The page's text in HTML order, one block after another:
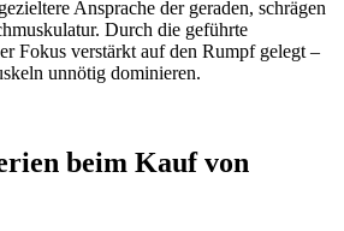
Ansprache der geraden, schrägen
Durch die geführte
Fokus verstärkt auf den Rumpf gelegt –
unnötig dominieren.
beim Kauf von